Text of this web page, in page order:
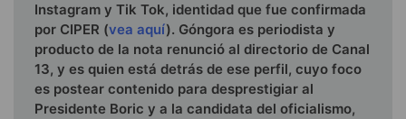
Instagram y Tik Tok, identidad que fue confirmada
por CIPER (vea aquí). Góngora es periodista y
producto de la nota renunció al directorio de Canal
13, y es quien está detrás de ese perfil, cuyo foco
es postear contenido para desprestigiar al
Presidente Boric y a la candidata del oficialismo,